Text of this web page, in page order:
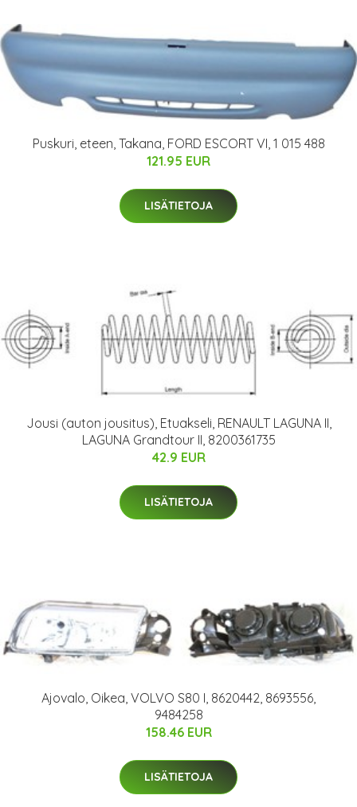
Puskuri, eteen, Takana, FORD ESCORT VI, 1 015 488
121.95 EUR
LISÄTIETOJA
Jousi (auton jousitus), Etuakseli, RENAULT LAGUNA II,
LAGUNA Grandtour II, 8200361735
42.9 EUR
LISÄTIETOJA
Ajovalo, Oikea, VOLVO S80 I, 8620442, 8693556,
9484258
158.46 EUR
LISÄTIETOJA